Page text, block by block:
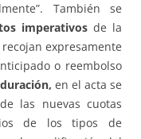
También se
imperativos de la
expresamente
o reembolso
en el acta se
las nuevas cuotas
de los tipos de